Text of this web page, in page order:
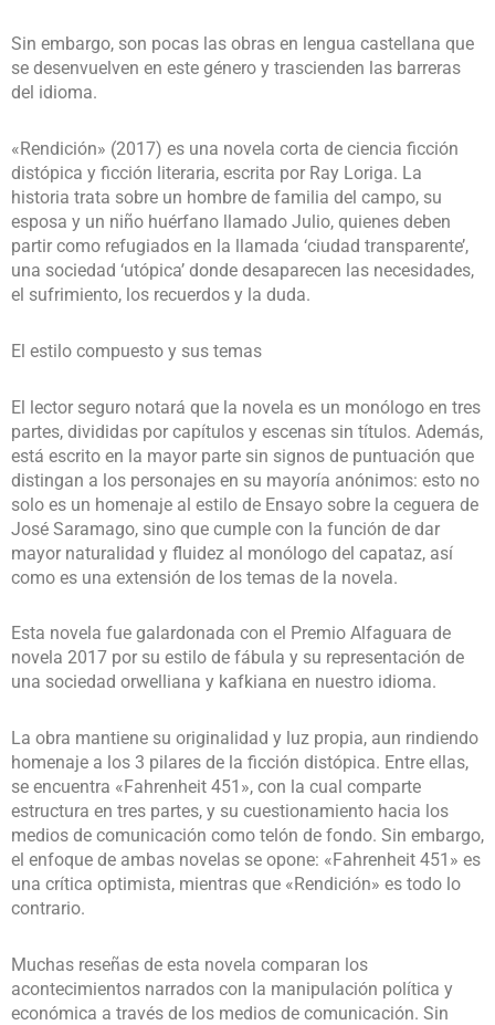
Sin embargo, son pocas las obras en lengua castellana que
se desenvuelven en este género y trascienden las barreras
del idioma.
«Rendición» (2017) es una novela corta de ciencia ficción
distópica y ficción literaria, escrita por Ray Loriga. La
historia trata sobre un hombre de familia del campo, su
esposa y un niño huérfano llamado Julio, quienes deben
partir como refugiados en la llamada ‘ciudad transparente’,
una sociedad ‘utópica’ donde desaparecen las necesidades,
el sufrimiento, los recuerdos y la duda.
El estilo compuesto y sus temas
El lector seguro notará que la novela es un monólogo en tres
partes, divididas por capítulos y escenas sin títulos. Además,
está escrito en la mayor parte sin signos de puntuación que
distingan a los personajes en su mayoría anónimos: esto no
solo es un homenaje al estilo de Ensayo sobre la ceguera de
José Saramago, sino que cumple con la función de dar
mayor naturalidad y fluidez al monólogo del capataz, así
como es una extensión de los temas de la novela.
Esta novela fue galardonada con el Premio Alfaguara de
novela 2017 por su estilo de fábula y su representación de
una sociedad orwelliana y kafkiana en nuestro idioma.
La obra mantiene su originalidad y luz propia, aun rindiendo
homenaje a los 3 pilares de la ficción distópica. Entre ellas,
se encuentra «Fahrenheit 451», con la cual comparte
estructura en tres partes, y su cuestionamiento hacia los
medios de comunicación como telón de fondo. Sin embargo,
el enfoque de ambas novelas se opone: «Fahrenheit 451» es
una crítica optimista, mientras que «Rendición» es todo lo
contrario.
Muchas reseñas de esta novela comparan los
acontecimientos narrados con la manipulación política y
económica a través de los medios de comunicación. Sin